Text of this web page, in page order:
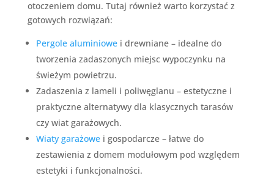
otoczeniem domu. Tutaj również warto korzystać z
gotowych rozwiązań:
Pergole aluminiowei drewniane – idealne do
tworzenia zadaszonych miejsc wypoczynku na
świeżym powietrzu.
Zadaszenia z lameli i poliwęglanu – estetyczne i
praktyczne alternatywy dla klasycznych tarasów
czy wiat garażowych.
Wiaty garażowei gospodarcze – łatwe do
zestawienia z domem modułowym pod względem
estetyki i funkcjonalności.